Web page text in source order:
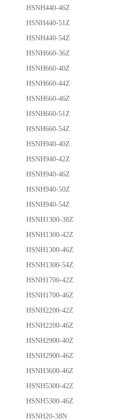
HSNH440-46Z
HSNH440-51Z
HSNH440-54Z
HSNH660-36Z
HSNH660-40Z
HSNH660-44Z
HSNH660-46Z
HSNH660-51Z
HSNH660-54Z
HSNH940-40Z
HSNH940-42Z
HSNH940-46Z
HSNH940-50Z
HSNH940-54Z
HSNH1300-38Z
HSNH1300-42Z
HSNH1300-46Z
HSNH1300-54Z
HSNH1700-42Z
HSNH1700-46Z
HSNH2200-42Z
HSNH2200-46Z
HSNH2900-40Z
HSNH2900-46Z
HSNH3600-46Z
HSNH5300-42Z
HSNH5300-46Z
HSNH20-38N